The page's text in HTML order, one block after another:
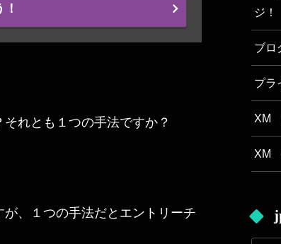
れとも１つの手法ですか？
、１つの手法だとエントリーチ
ジ！
ブロ
プラ
XM
XM